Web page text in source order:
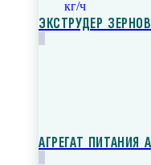
ЭКСТРУДЕР
АГРЕГАТ ПИТАНИЯ